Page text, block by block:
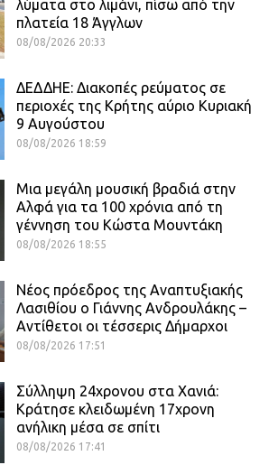
λύματα στο λιμάνι, πίσω από την
πλατεία 18 Άγγλων
08/08/2026 20:33
ΔΕΔΔΗΕ: Διακοπές ρεύματος σε
περιοχές της Κρήτης αύριο Κυριακή
9 Αυγούστου
08/08/2026 18:59
Μια μεγάλη μουσική βραδιά στην
Αλφά για τα 100 χρόνια από τη
γέννηση του Κώστα Μουντάκη
08/08/2026 18:55
Νέος πρόεδρος της Αναπτυξιακής
Λασιθίου ο Γιάννης Ανδρουλάκης –
Αντίθετοι οι τέσσερις Δήμαρχοι
08/08/2026 17:51
Σύλληψη 24χρονου στα Χανιά:
Κράτησε κλειδωμένη 17χρονη
ανήλικη μέσα σε σπίτι
08/08/2026 17:41